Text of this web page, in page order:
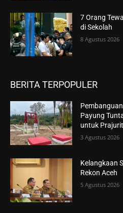
7 Orang
di Sekolah
8 Agustus 2026
BERITA TERPOPULER
Payung
untuk
3 Agustus 2026
Kelangkaan
Rekon Aceh
5 Agustus 2026